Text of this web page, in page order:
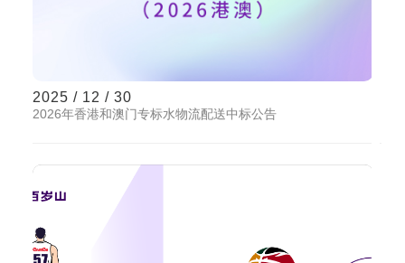
2025 / 12 / 30
2026年香港和澳门专标水物流配送中标公告